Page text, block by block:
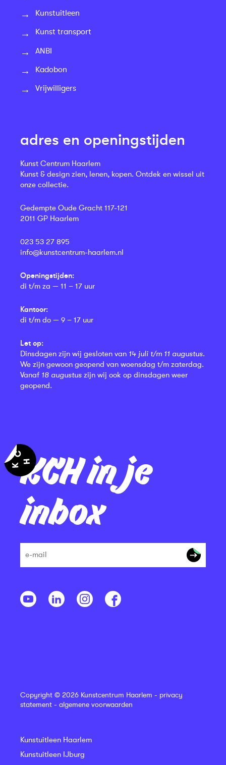
KCH in je
inbox
Kunstuitleen
Kunst transport
ANBI
Kadobon
Vrijwilligers
adres en openingstijden
Kunst Centrum Haarlem
Kunst & design zien, lenen, kopen. Ontdek en wissel uit
onze collectie.
Gedempte Oude Gracht 117-121
2011 GP Haarlem
023 53 27 895
info@kunstcentrum-haarlem.nl
Openingstijden:
di t/m za — 11 – 17 uur
Kantoor:
di t/m do — 9 – 17 uur
Let op:
Dinsdagen zijn wij gesloten van 14 juli t/m 11 augustus.
We zijn gewoon geopend van woensdag t/m zaterdag.
Vanaf 18 augustus zijn wij ook op dinsdagen weer
geopend.
Copyright © 2026 Kunstcentrum Haarlem - privacy
statement - algemene voorwaarden
Kunstuitleen Haarlem
Kunstuitleen IJburg